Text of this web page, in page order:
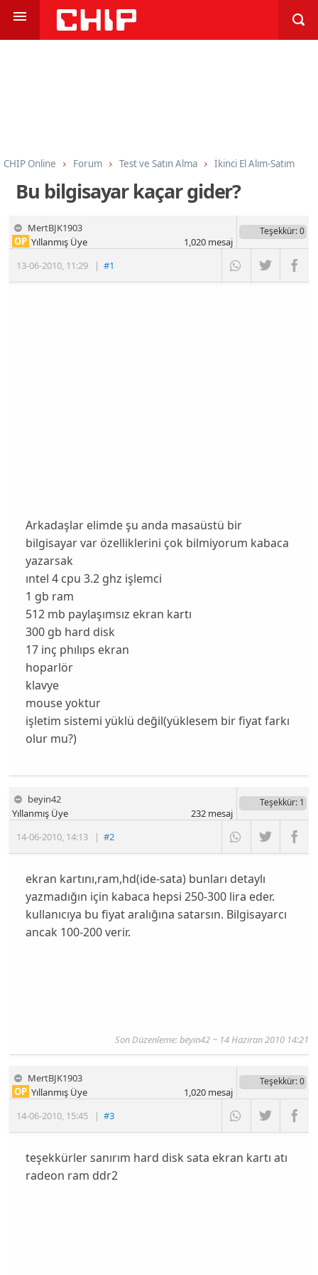
CHIP Online Forum Test ve Satın Alma İkinci El Alım-Satım
Bu bilgisayar kaçar gider?
MertBJK1903
13-06-2010, 11:29 |#1
OP Yıllanmış Üye
Teşekkür: 0
1,020mesaj
Arkadaşlar elimde şu anda masaüstü bir
bilgisayar var özelliklerini çok bilmiyorum kabaca
yazarsak
ıntel 4 cpu 3.2 ghz işlemci
1 gb ram
512 mb paylaşımsız ekran kartı
300 gb hard disk
17 inç phılıps ekran
hoparlör
klavye
mouse yoktur
işletim sistemi yüklü değil(yüklesem bir fiyat farkı
olur mu?)
beyin42
14-06-2010, 14:13 |#2
Yıllanmış Üye
Teşekkür: 1
232mesaj
ekran kartını,ram,hd(ide-sata) bunları detaylı
yazmadığın için kabaca hepsi 250-300 lira eder.
kullanıcıya bu fiyat aralığına satarsın. Bilgisayarcı
ancak 100-200 verir.
Son Düzenleme: beyin42 ~ 14 Haziran 2010 14:21
MertBJK1903
14-06-2010, 15:45 |#3
OP Yıllanmış Üye
Teşekkür: 0
1,020mesaj
teşekkürler sanırım hard disk sata ekran kartı atı
radeon ram ddr2